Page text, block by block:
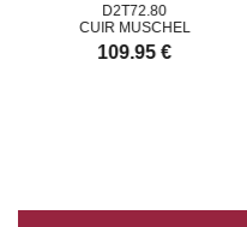
D2T72.80
CUIR MUSCHEL
109.95 €